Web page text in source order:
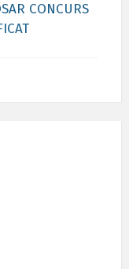
CONCURS